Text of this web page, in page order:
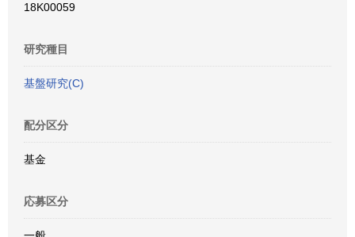
18K00059
研究種目
基盤研究(C)
配分区分
基金
応募区分